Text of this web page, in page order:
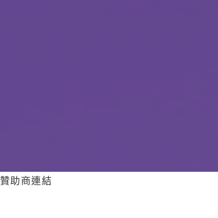
贊助商連結